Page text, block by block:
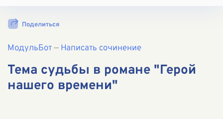
Выбрать режим
Вход
Вход с Telegram
Поделиться
МодульБот— Написать сочинение
Тема судьбы в романе "Герой
нашего времени"